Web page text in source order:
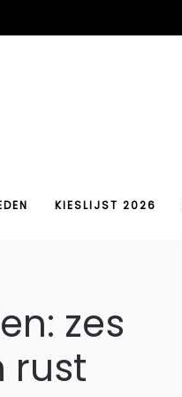
KIESLIJST 2026
zes
rust